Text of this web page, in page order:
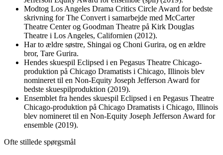
Modtog Los Angeles Drama Critics Circle Award for bedste
skrivning for The Convert i samarbejde med McCarter
Theatre Center og Goodman Theatre på Kirk Douglas
Theatre i Los Angeles, Californien (2012).
Har to ældre søstre, Shingai og Choni Gurira, og en ældre
bror, Tare Gurira.
Hendes skuespil Eclipsed i en Pegasus Theatre Chicago-
produktion på Chicago Dramatists i Chicago, Illinois blev
nomineret til en Non-Equity Joseph Jefferson Award for
bedste skuespilproduktion (2019).
Ensemblet fra hendes skuespil Eclipsed i en Pegasus Theatre
Chicago-produktion på Chicago Dramatists i Chicago, Illinois
blev nomineret til en Non-Equity Joseph Jefferson Award for
ensemble (2019).
Ofte stillede spørgsmål